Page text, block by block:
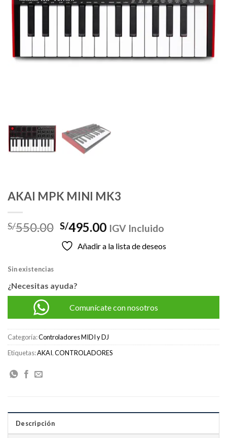
AKAI MPK MINI MK3
S/550.00 El
precio
original
S/495.00El
actual
IGV Incluido
Añadir a la lista de deseos
Sin existencias
¿Necesitas ayuda?
Comunícate con nosotros
Categoría:Controladores MIDI y DJ
Etiquetas:AKAI,CONTROLADORES
Descripción